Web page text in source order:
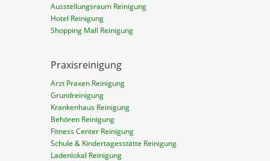
Ausstellungsraum Reinigung
Hotel Reinigung
Shopping Mall Reinigung
Praxisreinigung
Arzt Praxen Reinigung
Grundreinigung
Krankenhaus Reinigung
Behören Reinigung
Fitness Center Reinigung
Schule & Kindertagesstätte Reinigung
Ladenlokal Reinigung